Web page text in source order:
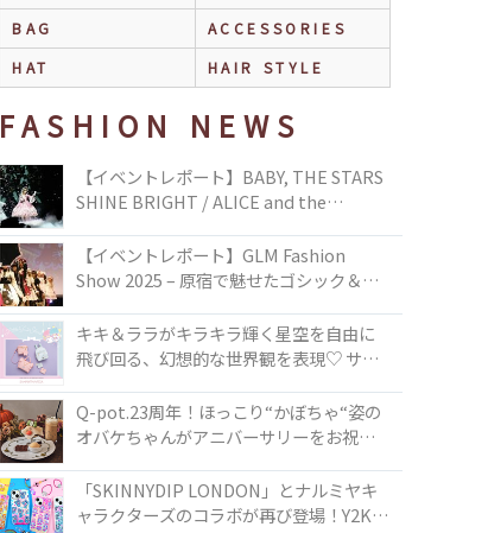
BAG
ACCESSORIES
HAT
HAIR STYLE
FASHION NEWS
【イベントレポート】BABY, THE STARS
SHINE BRIGHT / ALICE and the
TOKYO
【イベントレポート】GLM Fashion
Show 2025 – 原宿で魅せたゴシック＆ロ
キキ＆ララがキラキラ輝く星空を自由に
飛び回る、幻想的な世界観を表現♡ サマ
50周年アニバーサリーイヤー』を記念し
たコレクションが登場
Q-pot.23周年！ほっこり“かぼちゃ“姿の
オバケちゃんがアニバーサリーをお祝い
ー」が新発売！Q-pot CAFE.では「かぼち
ゃのオバケーキプレート」も登場
「SKINNYDIP LONDON」とナルミヤキ
ャラクターズのコラボが再び登場！Y2Kム